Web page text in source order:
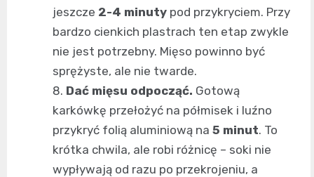
jeszcze 2-4 minuty pod przykryciem. Przy
bardzo cienkich plastrach ten etap zwykle
nie jest potrzebny. Mięso powinno być
sprężyste, ale nie twarde.
Dać mięsu odpocząć. Gotową
karkówkę przełożyć na półmisek i luźno
przykryć folią aluminiową na 5 minut. To
krótka chwila, ale robi różnicę – soki nie
wypływają od razu po przekrojeniu, a